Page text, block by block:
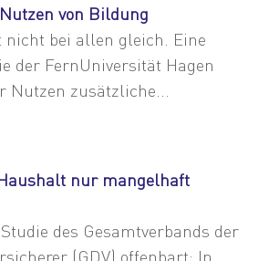
von Bildung
bei allen gleich. Eine
der FernUniversität Hagen
Nutzen zusätzliche...
nur mangelhaft
des Gesamtverbands der
(GDV) offenbart: In